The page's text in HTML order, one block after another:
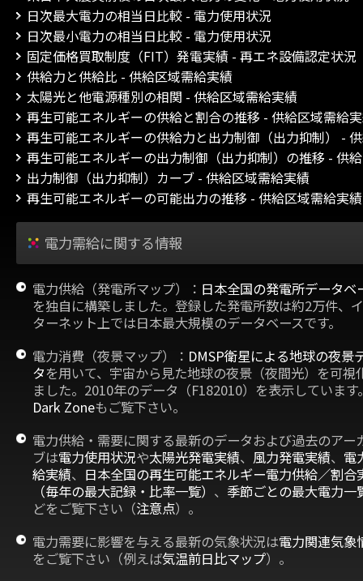
日次最大電力の相当日比較 - 電力使用状況
日次最小電力の相当日比較 - 電力使用状況
固定価格買取制度（FIT）発電実績 - 再エネ設備認定状況
供給力と供給比 - 供給区域需給実績
太陽光と他電源種別の相関 - 供給区域需給実績
再生可能エネルギーの供給と割合の推移 - 供給区域需給
再生可能エネルギーの供給力と出力制御（出力抑制） -
再生可能エネルギーの出力制御（出力抑制）の推移 - 供
出力制御（出力抑制）カーブ - 供給区域需給実績
再生可能エネルギーの可能出力の推移 - 供給区域需給実績
電力需給に関する情報
電力供給（発電所マップ）： 日本全国の発電所データベ
を独自に構築しました。登録した発電所数は約2万件、
ターネット上では日本最大規模のデータベースです。
電力消費（夜景マップ）： DMSP衛星による地球の夜景
タを用いて、宇宙から見た地球の夜景（夜間光）を可視
ました。2010年のデータ（F182010）を表示しています
Dark Zoneもご覧下さい。
電力供給・需要に関する最新のデータおよび過去のアー
ブは電力使用状況や太陽光発電実績、 風力発電実績、 電
給実績、 日本全国の再生可能エネルギー電力供給／割合
（毎年の最大記録・比率一覧） 、 季節ごとの最大電力一
どをご覧下さい（注意点）。
電力需要に影響を与える最新の気象状況は電力関連気象
をご覧下さい（例えば気温前日比マップ）。